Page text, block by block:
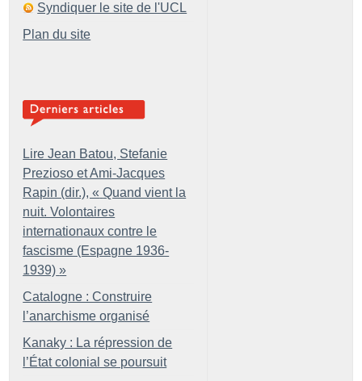
Syndiquer le site de l'UCL
Plan du site
Lire Jean Batou, Stefanie
Prezioso et Ami-Jacques
Rapin (dir.), « Quand vient la
nuit. Volontaires
internationaux contre le
fascisme (Espagne 1936-
1939) »
Catalogne : Construire
l’anarchisme organisé
Kanaky : La répression de
l’État colonial se poursuit